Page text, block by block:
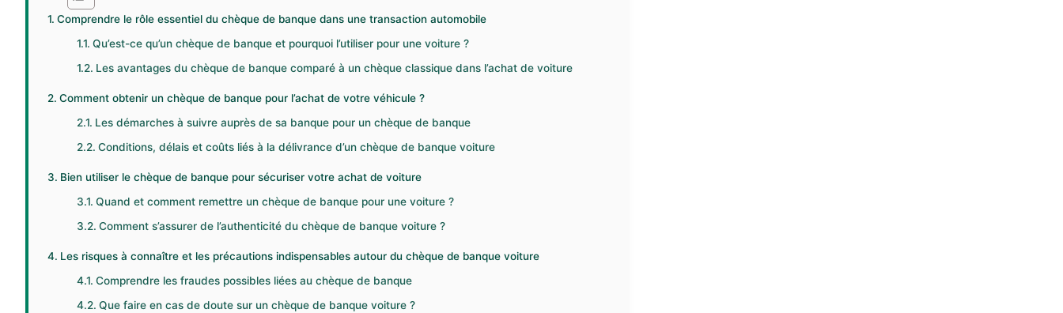
Comprendre le rôle essentiel du chèque de banque dans une transaction automobile
Qu’est-ce qu’un chèque de banque et pourquoi l’utiliser pour une voiture ?
Les avantages du chèque de banque comparé à un chèque classique dans l’achat de voiture
Comment obtenir un chèque de banque pour l’achat de votre véhicule ?
Les démarches à suivre auprès de sa banque pour un chèque de banque
Conditions, délais et coûts liés à la délivrance d’un chèque de banque voiture
Bien utiliser le chèque de banque pour sécuriser votre achat de voiture
Quand et comment remettre un chèque de banque pour une voiture ?
Comment s’assurer de l’authenticité du chèque de banque voiture ?
Les risques à connaître et les précautions indispensables autour du chèque de banque voiture
Comprendre les fraudes possibles liées au chèque de banque
Que faire en cas de doute sur un chèque de banque voiture ?